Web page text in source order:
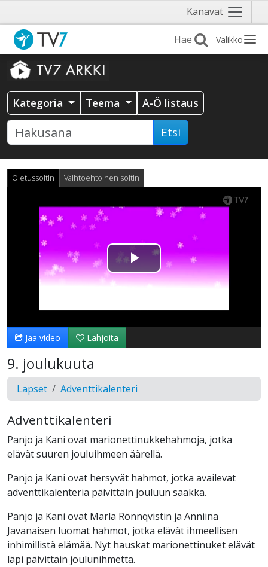
Kanavat Näytä
valikko
Valikko
Kategoria Teema A-Ö listaus
Etsi
Oletussoitin Vaihtoehtoinen soitin
Toista
Jaa video Lahjoita
9. joulukuuta
Lapset Adventtikalenteri
Adventtikalenteri
Panjo ja Kani ovat marionettinukkehahmoja, jotka
elävät suuren jouluihmeen äärellä.
Panjo ja Kani ovat hersyvät hahmot, jotka availevat
adventtikalenteria päivittäin jouluun saakka.
Panjo ja Kani ovat Marla Rönnqvistin ja Anniina
Javanaisen luomat hahmot, jotka elävät ihmeellisen
inhimillistä elämää. Nyt hauskat marionettinuket elävät
läpi päivittäin joulunihmettä.